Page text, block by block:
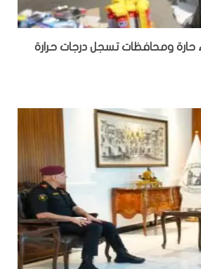
حارة ومحافظات تسجل درجات حرارة